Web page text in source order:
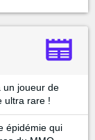
un joueur de
ultra rare !
épidémie qui